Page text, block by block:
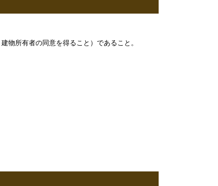
物所有者の同意を得ること）であること。